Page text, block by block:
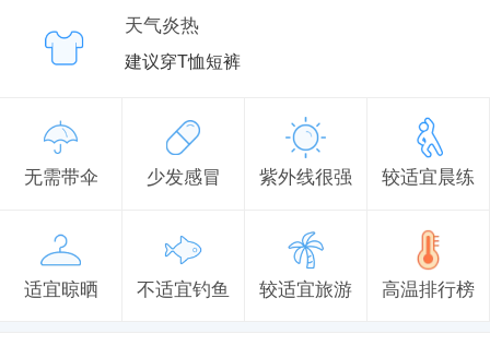
天气炎热
建议穿T恤短裤
无需带伞 少发感冒 紫外线很强 较适宜晨练
适宜晾晒 不适宜钓鱼 较适宜旅游 高温排行榜